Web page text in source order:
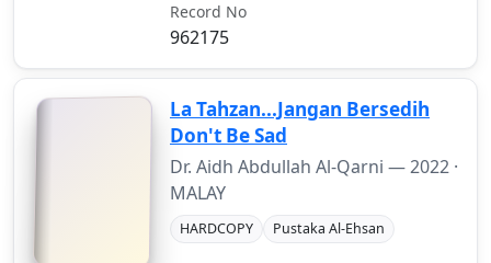
Record No
962175
La Tahzan...Jangan Bersedih
Don't Be Sad
Dr. Aidh Abdullah Al-Qarni —2022 ·
MALAY
HARDCOPY Pustaka Al-Ehsan